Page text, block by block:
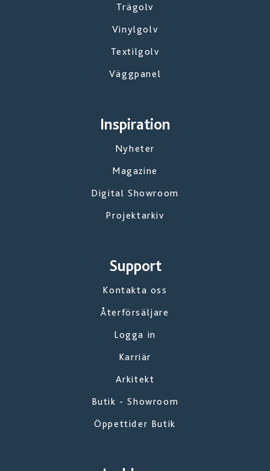
Trägolv
Vinylgolv
Textilgolv
Väggpanel
Inspiration
Nyheter
Magazine
Digital Showroom
Projektarkiv
Support
Kontakta oss
Återförsäljare
Logga in
Karriär
Arkitekt
Butik - Showroom
Öppettider Butik